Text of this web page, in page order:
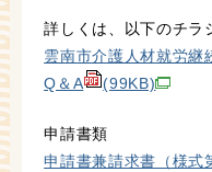
詳しくは、以下のチラ
雲南市介護人材就労継
Q＆A
(99KB)
申請書類
申請書兼請求書（様式